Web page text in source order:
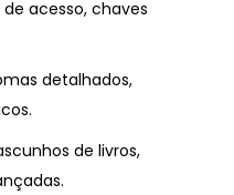
acesso, chaves
detalhados,
de livros,